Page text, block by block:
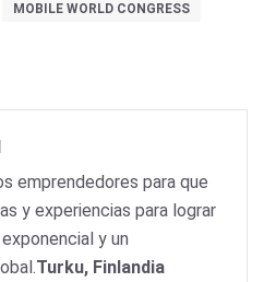
MOBILE WORLD CONGRESS
emprendedores para que
y experiencias para lograr
y un
Turku, Finlandia